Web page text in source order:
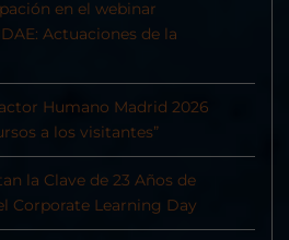
en el webinar
Actuaciones de la
Humano Madrid 2026
a los visitantes”
la Clave de 23 Años de
Corporate Learning Day